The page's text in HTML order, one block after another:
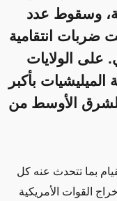
وسقوط عدد
ضربات انتقامية
على الولايات
بأكبر
الأوسط من
بما تتحدث عنه كل
القوات الأمريكية